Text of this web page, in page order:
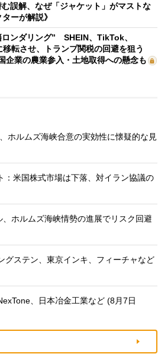
誤解、なぜ「ジャケット」がマストな
ーが解説》
ンダリング” SHEIN、TikTok、
転させ、トランプ関税の回避を狙う
企業の農業参入・土地取得への懸念も
ホルムズ海峡合意の実効性に懐疑的な見
米国株式市場は下落、対イラン協議の
ホルムズ海峡情勢の進展でリスク回避
ステン、東京インキ、フィーチャなど
、日本冶金工業など (8月7日